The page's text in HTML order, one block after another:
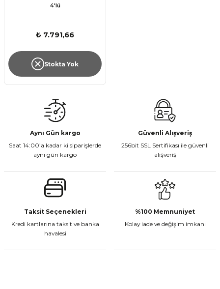
4'lü
₺ 7.791,66
Stokta Yok
Aynı Gün kargo
Saat 14:00’a kadar ki siparişlerde
aynı gün kargo
Güvenli Alışveriş
256bit SSL Sertifikası ile güvenli
alışveriş
Taksit Seçenekleri
Kredi kartlarına taksit ve banka
havalesi
%100 Memnuniyet
Kolay iade ve değişim imkanı